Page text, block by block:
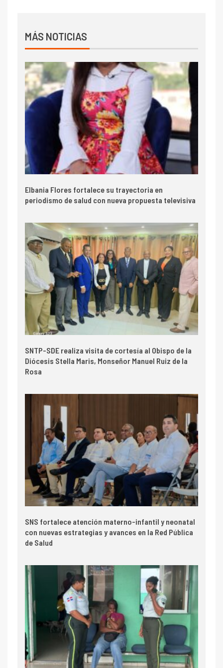
MÁS NOTICIAS
Elbania Flores fortalece su trayectoria en
periodismo de salud con nueva propuesta televisiva
SNTP-SDE realiza visita de cortesía al Obispo de la
Diócesis Stella Maris, Monseñor Manuel Ruiz de la
Rosa
SNS fortalece atención materno-infantil y neonatal
con nuevas estrategias y avances en la Red Pública
de Salud